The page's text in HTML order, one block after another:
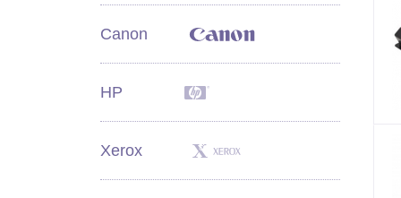
Canon
HP
Xerox